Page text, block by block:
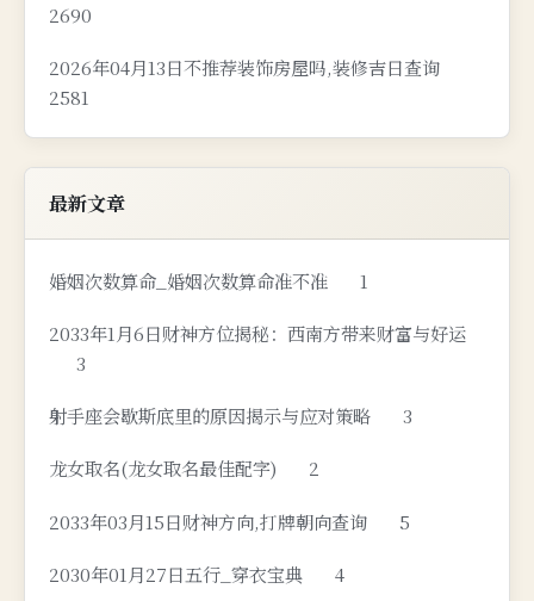
2690
2026年04月13日不推荐装饰房屋吗,装修吉日查询
2581
最新文章
婚姻次数算命_婚姻次数算命准不准 1
2033年1月6日财神方位揭秘：西南方带来财富与好运
3
射手座会歇斯底里的原因揭示与应对策略 3
龙女取名(龙女取名最佳配字) 2
2033年03月15日财神方向,打牌朝向查询 5
2030年01月27日五行_穿衣宝典 4